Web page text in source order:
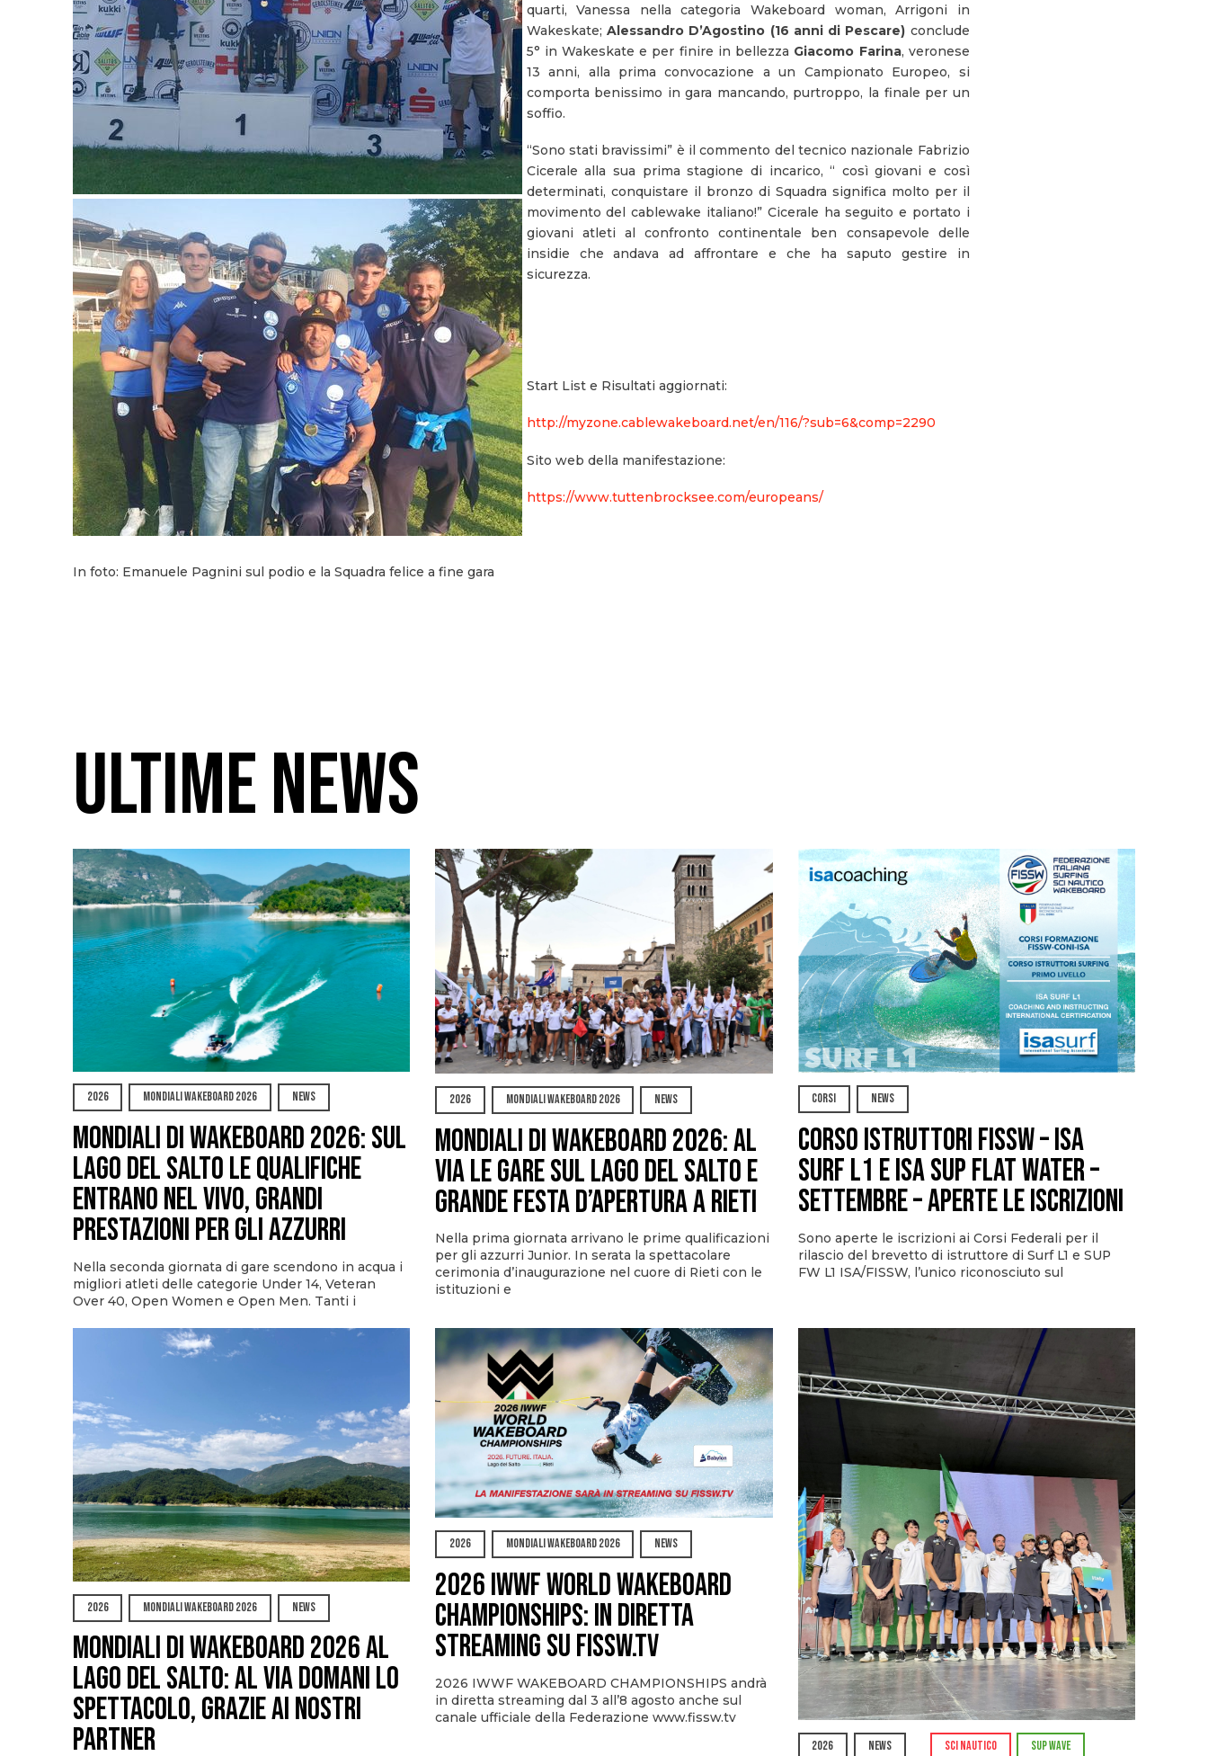
quarti, Vanessa nella categoria Wakeboard woman, Arrigoni in
Wakeskate; Alessandro D’Agostino (16 anni di Pescare) conclude
5° in Wakeskate e per finire in bellezza Giacomo Farina, veronese
13 anni, alla prima convocazione a un Campionato Europeo, si
comporta benissimo in gara mancando, purtroppo, la finale per un
soffio.
“Sono stati bravissimi” è il commento del tecnico nazionale Fabrizio
Cicerale alla sua prima stagione di incarico, “ così giovani e così
determinati, conquistare il bronzo di Squadra significa molto per il
movimento del cablewake italiano!” Cicerale ha seguito e portato i
giovani atleti al confronto continentale ben consapevole delle
insidie che andava ad affrontare e che ha saputo gestire in
sicurezza.
Start List e Risultati aggiornati:
http://myzone.cablewakeboard.net/en/116/?sub=6&comp=2290
Sito web della manifestazione:
https://www.tuttenbrocksee.com/europeans/
In foto: Emanuele Pagnini sul podio e la Squadra felice a fine gara
ULTIME NEWS
2026 MONDIALI WAKEBOARD 2026 NEWS
Mondiali di Wakeboard 2026: sul
Lago del Salto le qualifiche
entrano nel vivo, grandi
prestazioni per gli azzurri
Nella seconda giornata di gare scendono in acqua i
migliori atleti delle categorie Under 14, Veteran
Over 40, Open Women e Open Men. Tanti i
2026 MONDIALI WAKEBOARD 2026 NEWS
Mondiali di Wakeboard 2026: al
via le gare sul Lago del Salto e
grande festa d’apertura a Rieti
Nella prima giornata arrivano le prime qualificazioni
per gli azzurri Junior. In serata la spettacolare
cerimonia d’inaugurazione nel cuore di Rieti con le
istituzioni e
CORSI NEWS
CORSO ISTRUTTORI FISSW – ISA
SURF L1 e ISA SUP Flat Water –
SETTEMBRE – APERTE LE ISCRIZIONI
Sono aperte le iscrizioni ai Corsi Federali per il
rilascio del brevetto di istruttore di Surf L1 e SUP
FW L1 ISA/FISSW, l’unico riconosciuto sul
2026 MONDIALI WAKEBOARD 2026 NEWS
Mondiali di Wakeboard 2026 al
Lago del Salto: al via domani lo
spettacolo, grazie ai nostri
Partner
2026 MONDIALI WAKEBOARD 2026 NEWS
2026 IWWF WORLD WAKEBOARD
CHAMPIONSHIPS: IN DIRETTA
STREAMING SU FISSW.TV
2026 IWWF WAKEBOARD CHAMPIONSHIPS andrà
in diretta streaming dal 3 all’8 agosto anche sul
canale ufficiale della Federazione www.fissw.tv
2026 NEWS SCI NAUTICO SUP WAVE